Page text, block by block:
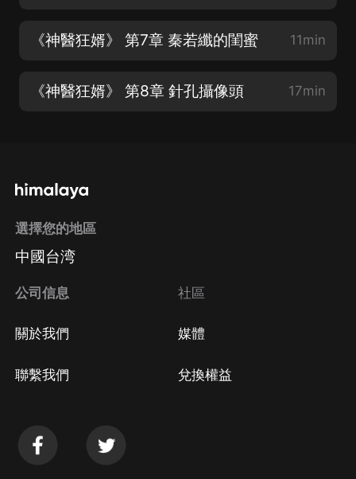
《神醫狂婿》 第7章 秦若纖的閨蜜 11min
《神醫狂婿》 第8章 針孔攝像頭 17min
選擇您的地區
中國台湾
公司信息
關於我們
聯繫我們
社區
媒體
兌換權益